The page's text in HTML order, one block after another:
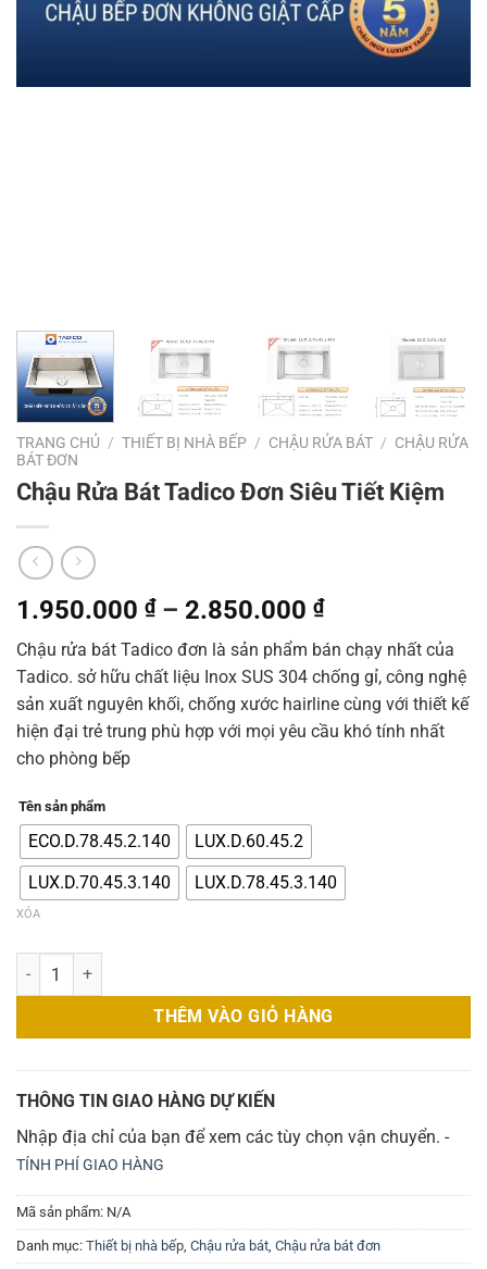
TRANG CHỦ / THIẾT BỊ NHÀ BẾP / CHẬU RỬA BÁT / CHẬU RỬA
BÁT ĐƠN
Chậu Rửa Bát Tadico Đơn Siêu Tiết Kiệm
1.950.000 ₫– 2.850.000 ₫
Chậu rửa bát Tadico đơn là sản phẩm bán chạy nhất của
Tadico. sở hữu chất liệu Inox SUS 304 chống gỉ, công nghệ
sản xuất nguyên khối, chống xước hairline cùng với thiết kế
hiện đại trẻ trung phù hợp với mọi yêu cầu khó tính nhất
cho phòng bếp
Tên sản phẩm
ECO.D.78.45.2.140
LUX.D.60.45.2
LUX.D.70.45.3.140
LUX.D.78.45.3.140
XÓA
Chậu Rửa Bát Tadico Đơn Siêu Tiết Kiệm số lượng
THÊM VÀO GIỎ HÀNG
THÔNG TIN GIAO HÀNG DỰ KIẾN
Nhập địa chỉ của bạn để xem các tùy chọn vận chuyển. -
TÍNH PHÍ GIAO HÀNG
Mã sản phẩm: N/A
Danh mục: Thiết bị nhà bếp Chậu rửa bát Chậu rửa bát đơn